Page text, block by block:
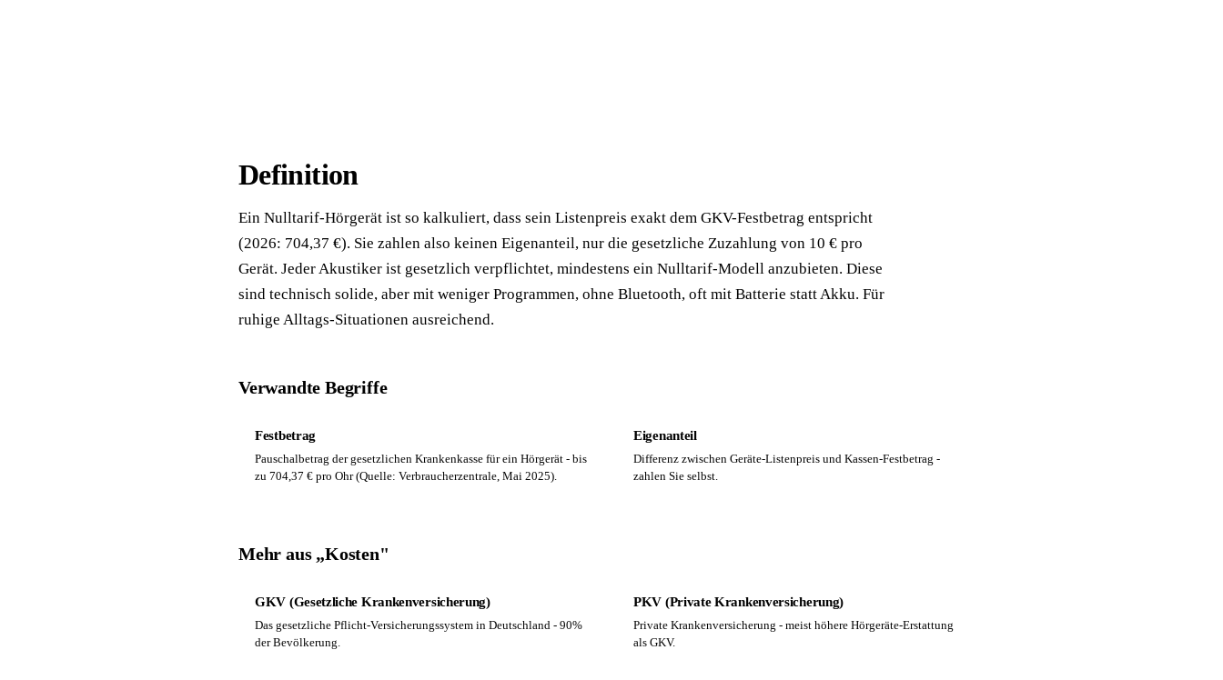
Definition
Ein Nulltarif-Hörgerät ist so kalkuliert, dass sein Listenpreis exakt dem GKV-Festbetrag entspricht
(2026: 704,37 €). Sie zahlen also keinen Eigenanteil, nur die gesetzliche Zuzahlung von 10 € pro
Gerät. Jeder Akustiker ist gesetzlich verpflichtet, mindestens ein Nulltarif-Modell anzubieten. Diese
sind technisch solide, aber mit weniger Programmen, ohne Bluetooth, oft mit Batterie statt Akku. Für
ruhige Alltags-Situationen ausreichend.
Verwandte Begriffe
Festbetrag
Pauschalbetrag der gesetzlichen Krankenkasse für ein Hörgerät - bis
zu 704,37 € pro Ohr (Quelle: Verbraucherzentrale, Mai 2025).
Eigenanteil
Differenz zwischen Geräte-Listenpreis und Kassen-Festbetrag -
zahlen Sie selbst.
Mehr aus „Kosten"
GKV (Gesetzliche Krankenversicherung)
Das gesetzliche Pflicht-Versicherungssystem in Deutschland - 90%
der Bevölkerung.
PKV (Private Krankenversicherung)
Private Krankenversicherung - meist höhere Hörgeräte-Erstattung
als GKV.